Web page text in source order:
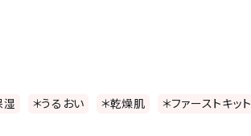
湿 ＊うるおい ＊乾燥肌 ＊ファーストキット